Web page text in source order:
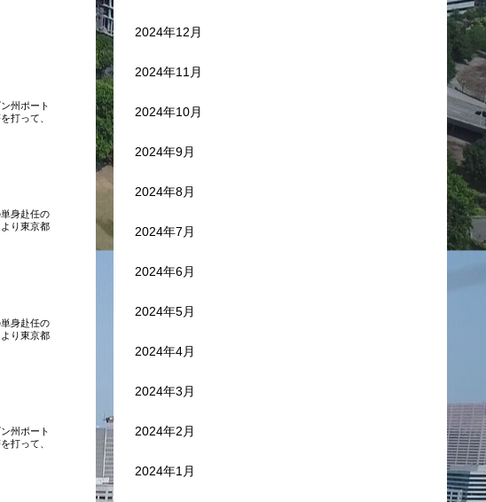
州ポート
打って、
身赴任の
り東京都
身赴任の
り東京都
州ポート
打って、
2024年12月
2024年11月
2024年10月
2024年9月
2024年8月
2024年7月
2024年6月
2024年5月
2024年4月
2024年3月
2024年2月
2024年1月